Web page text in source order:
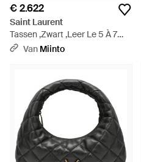
€ 2.622
Saint Laurent
Tassen ,Zwart ,Leer Le 5 À 7
Supple Large - Zwart
Van Miinto